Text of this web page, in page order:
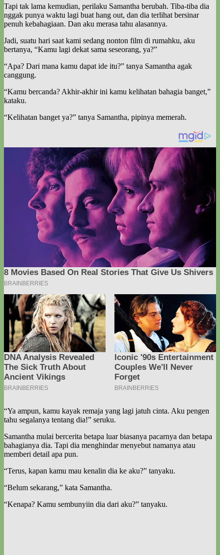
Tapi tak lama kemudian, perilaku Samantha berubah. Tiba-tiba dia
nggak punya waktu lagi buat hang out, dan dia terlihat bersinar
penuh kebahagiaan. Dan aku merasa tahu alasannya.
Jadi, suatu hari saat kami sedang nonton film di rumahku, aku
bertanya, “Kamu lagi dekat sama seseorang, ya?”
“Apa? Dari mana kamu dapat ide itu?” tanya Samantha agak
canggung.
“Kamu bercanda? Akhir-akhir ini kamu kelihatan bahagia banget,”
kataku.
“Kelihatan banget ya?” tanya Samantha, pipinya memerah.
“Ya ampun, kamu kayak remaja yang lagi jatuh cinta. Aku pengen
tahu segalanya tentang dia!” seruku.
Samantha mulai bercerita betapa luar biasanya pacarnya dan betapa
bahagianya dia. Tapi dia menghindar menyebut namanya atau
memberi detail apa pun.
“Terus, kapan kamu mau kenalin dia ke aku?” tanyaku.
“Belum sekarang,” kata Samantha.
“Kenapa? Kamu sembunyiin dia dari aku?” tanyaku.